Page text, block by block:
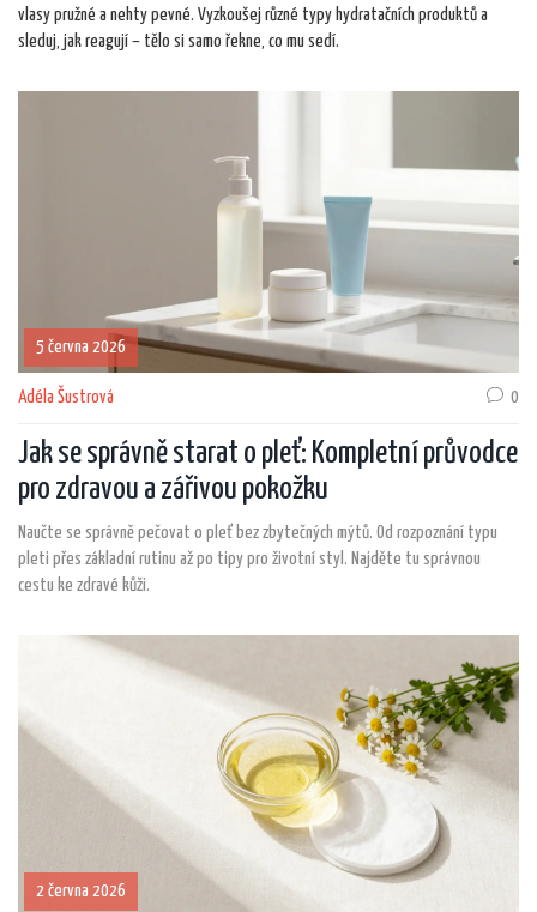
vlasy pružné a nehty pevné. Vyzkoušej různé typy hydratačních produktů a
sleduj, jak reagují – tělo si samo řekne, co mu sedí.
5 června 2026
Adéla Šustrová 0
Jak se správně starat o pleť: Kompletní průvodce
pro zdravou a zářivou pokožku
Naučte se správně pečovat o pleť bez zbytečných mýtů. Od rozpoznání typu
pleti přes základní rutinu až po tipy pro životní styl. Najděte tu správnou
cestu ke zdravé kůži.
2 června 2026